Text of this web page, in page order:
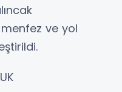
ve yol